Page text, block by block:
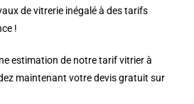
de vitrerie inégalé à des tarifs
!
estimation de notre tarif vitrier à
maintenant votre devis gratuit sur